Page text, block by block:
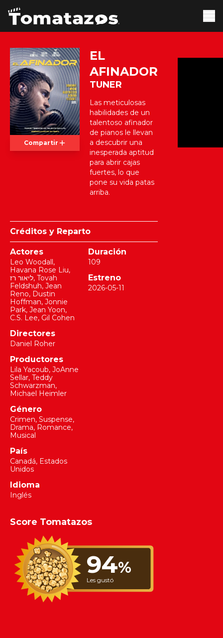
Compartir
EL
AFINADOR
TUNER
Las meticulosas
habilidades de un
talentoso afinador
de pianos le llevan
a descubrir una
inesperada aptitud
para abrir cajas
fuertes, lo que
pone su vida patas
arriba.
Créditos y Reparto
Actores
Leo Woodall,
Havana Rose Liu,
ליאור רז, Tovah
Feldshuh, Jean
Reno, Dustin
Hoffman, Jonnie
Park, Jean Yoon,
C.S. Lee, Gil Cohen
Directores
Daniel Roher
Productores
Lila Yacoub, JoAnne
Sellar, Teddy
Schwarzman,
Michael Heimler
Género
Crimen, Suspense,
Drama, Romance,
Musical
País
Canadá, Estados
Unidos
Idioma
Inglés
Duración
109
Estreno
2026-05-11
Score Tomatazos
94%
Les gustó